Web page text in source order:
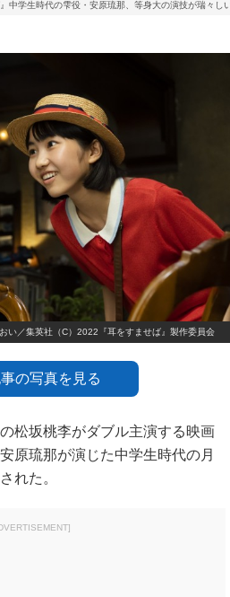
中学生時代の雫役・安原琉那、等身大の演技が瑞々し
い／集英社（C）2022『耳をすませば』製作委員会
の写真を見る
松坂桃李がダブル主演する映画
原琉那が演じた中学生時代の月
れた。